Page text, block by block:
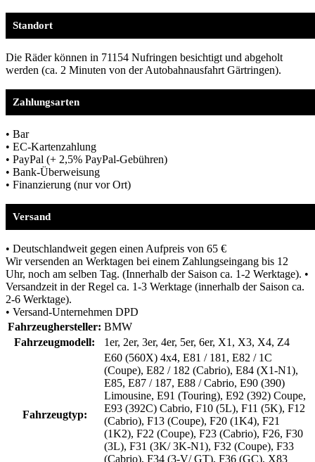
Standort
Die Räder können in 71154 Nufringen besichtigt und abgeholt
werden (ca. 2 Minuten von der Autobahnausfahrt Gärtringen).
Zahlungsarten
• Bar
• EC-Kartenzahlung
• PayPal (+ 2,5% PayPal-Gebühren)
• Bank-Überweisung
• Finanzierung (nur vor Ort)
Versand
• Deutschlandweit gegen einen Aufpreis von 65 €
Wir versenden an Werktagen bei einem Zahlungseingang bis 12
Uhr, noch am selben Tag. (Innerhalb der Saison ca. 1-2 Werktage). •
Versandzeit in der Regel ca. 1-3 Werktage (innerhalb der Saison ca.
2-6 Werktage).
• Versand-Unternehmen DPD
Fahrzeughersteller: BMW
Fahrzeugmodell:
1er, 2er, 3er, 4er, 5er, 6er, X1, X3, X4, Z4
Fahrzeugtyp:
E60 (560X) 4x4, E81 / 181, E82 / 1C
(Coupe), E82 / 182 (Cabrio), E84 (X1-N1),
E85, E87 / 187, E88 / Cabrio, E90 (390)
Limousine, E91 (Touring), E92 (392) Coupe,
E93 (392C) Cabrio, F10 (5L), F11 (5K), F12
(Cabrio), F13 (Coupe), F20 (1K4), F21
(1K2), F22 (Coupe), F23 (Cabrio), F26, F30
(3L), F31 (3K/ 3K-N1), F32 (Coupe), F33
(Cabrio), F34 (3-V/ GT), F36 (GC), X83